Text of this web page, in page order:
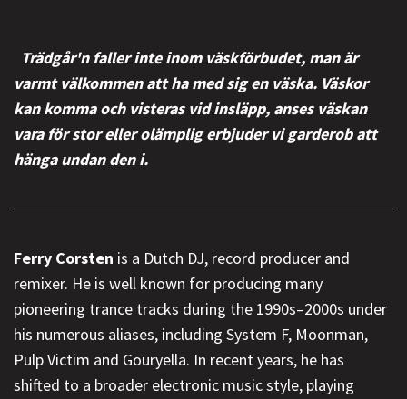
Trädgår'n faller inte inom väskförbudet, man är
varmt välkommen att ha med sig en väska. Väskor
kan komma och visteras vid insläpp, anses väskan
vara för stor eller olämplig erbjuder vi garderob att
hänga undan den i.
Ferry Corsten is a Dutch DJ, record producer and
remixer. He is well known for producing many
pioneering trance tracks during the 1990s–2000s under
his numerous aliases, including System F, Moonman,
Pulp Victim and Gouryella. In recent years, he has
shifted to a broader electronic music style, playing